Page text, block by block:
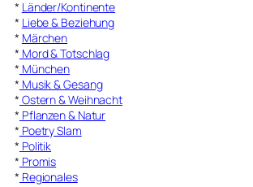
* Länder/Kontinente
* Liebe & Beziehung
* Märchen
* Mord & Totschlag
* München
* Musik & Gesang
* Ostern & Weihnacht
* Pflanzen & Natur
* Poetry Slam
* Politik
* Promis
* Regionales